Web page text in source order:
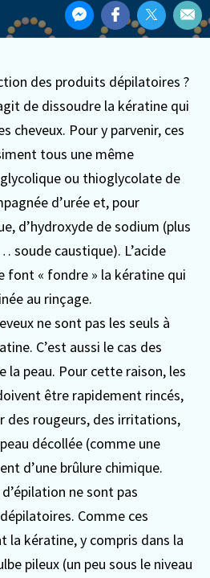
Partager
cetPartager
sur
Partager
sur
Partager
sur Par
des produits dépilatoires ?
de dissoudre la kératine qui
cheveux. Pour y parvenir, ces
tous une même
ou thioglycolate de
d’urée et, pour
d’hydroxyde de sodium (plus
soude caustique). L’acide
font « fondre » la kératine qui
au rinçage.
ne sont pas les seuls à
C’est aussi le cas des
la peau. Pour cette raison, les
être rapidement rincés,
des rougeurs, des irritations,
décollée (comme une
d’une brûlure chimique.
ne sont pas
Comme ces
la kératine, y compris dans la
pileux (un peu sous le niveau